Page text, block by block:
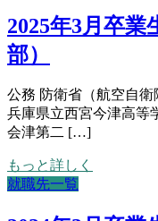
2025年3月卒業
部）
公務 防衛省（航空自
兵庫県立西宮今津高
会津第二 […]
もっと詳しく
就職先一覧